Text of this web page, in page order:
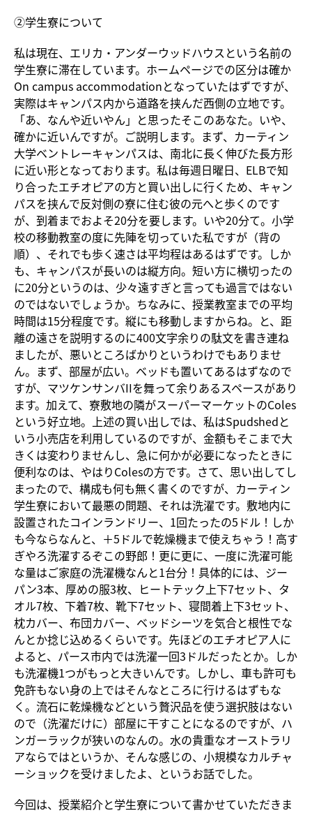
②学生寮について
私は現在、エリカ・アンダーウッドハウスという名前の
学生寮に滞在しています。ホームページでの区分は確か
On campus accommodationとなっていたはずですが、
実際はキャンパス内から道路を挟んだ西側の立地です。
「あ、なんや近いやん」と思ったそこのあなた。いや、
確かに近いんですが。ご説明します。まず、カーティン
大学ベントレーキャンパスは、南北に長く伸びた長方形
に近い形となっております。私は毎週日曜日、ELBで知
り合ったエチオピアの方と買い出しに行くため、キャン
パスを挟んで反対側の寮に住む彼の元へと歩くのです
が、到着までおよそ20分を要します。いや20分て。小学
校の移動教室の度に先陣を切っていた私ですが（背の
順）、それでも歩く速さは平均程はあるはずです。しか
も、キャンパスが長いのは縦方向。短い方に横切ったの
に20分というのは、少々遠すぎと言っても過言ではない
のではないでしょうか。ちなみに、授業教室までの平均
時間は15分程度です。縦にも移動しますからね。と、距
離の遠さを説明するのに400文字余りの駄文を書き連ね
ましたが、悪いところばかりというわけでもありませ
ん。まず、部屋が広い。ベッドも置いてあるはずなので
すが、マツケンサンバIIを舞って余りあるスペースがあり
ます。加えて、寮敷地の隣がスーパーマーケットのColes
という好立地。上述の買い出しでは、私はSpudshedと
いう小売店を利用しているのですが、金額もそこまで大
きくは変わりませんし、急に何かが必要になったときに
便利なのは、やはりColesの方です。さて、思い出してし
まったので、構成も何も無く書くのですが、カーティン
学生寮において最悪の問題、それは洗濯です。敷地内に
設置されたコインランドリー、1回たったの5ドル！しか
も今ならなんと、＋5ドルで乾燥機まで使えちゃう！高す
ぎやろ洗濯するぞこの野郎！更に更に、一度に洗濯可能
な量はご家庭の洗濯機なんと1台分！具体的には、ジー
パン3本、厚めの服3枚、ヒートテック上下7セット、タ
オル7枚、下着7枚、靴下7セット、寝間着上下3セット、
枕カバー、布団カバー、ベッドシーツを気合と根性でな
んとか捻じ込めるくらいです。先ほどのエチオピア人に
よると、パース市内では洗濯一回3ドルだったとか。しか
も洗濯機1つがもっと大きいんです。しかし、車も許可も
免許もない身の上ではそんなところに行けるはずもな
く。流石に乾燥機などという贅沢品を使う選択肢はない
ので（洗濯だけに）部屋に干すことになるのですが、ハ
ンガーラックが狭いのなんの。水の貴重なオーストラリ
アならではというか、そんな感じの、小規模なカルチャ
ーショックを受けましたよ、というお話でした。
今回は、授業紹介と学生寮について書かせていただきま